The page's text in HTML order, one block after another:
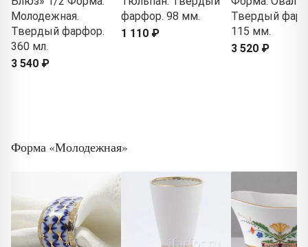
Молодежная.
Твердый фарфор.
360 мл.
3 540 ₽
фарфор. 98 мм.
1 110 ₽
Твердый
115 мм.
3 520 ₽
Форма «Молодежная»